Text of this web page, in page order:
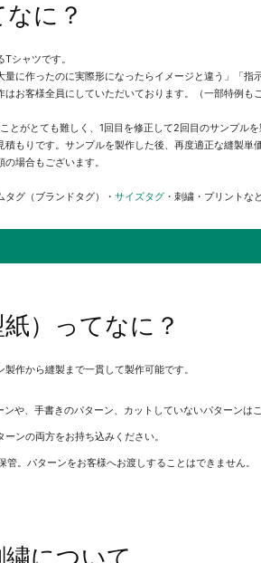
に？
シャツです。
量に作ったのに実際形になったらイメージと違う」「
はお客様全員にしていただいております。（一部特例も
とがとても難しく、1回目を修正して2回目のサンプル
積もりです。サンプルを製作した後、再度適正な縫製
場合もございます。
グ（ブランドタグ）・ サイズタグ ・刺繍・プリントな
）ってなに？
作から縫製まで一貫して製作可能です。
や、手書きのパターン、カットしていないパターンは
ンの両方をお持ち込みください。
。パターンをお客様へお渡しすることはできません。